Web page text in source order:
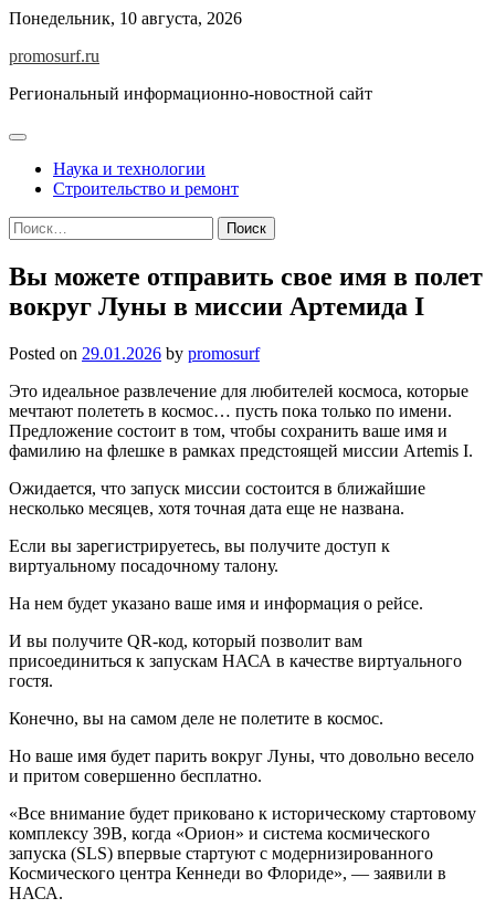
Skip
content
Понедельник, 10 августа, 2026
promosurf.ru
Региональный информационно-новостной сайт
Наука и технологии
Строительство и ремонт
Найти:
Вы можете отправить свое имя в полет
вокруг Луны в миссии Артемида I
Posted on 29.01.2026 by promosurf
Это идеальное развлечение для любителей космоса, которые
мечтают полететь в космос… пусть пока только по имени.
Предложение состоит в том, чтобы сохранить ваше имя и
фамилию на флешке в рамках предстоящей миссии Artemis I.
Ожидается, что запуск миссии состоится в ближайшие
несколько месяцев, хотя точная дата еще не названа.
Если вы зарегистрируетесь, вы получите доступ к
виртуальному посадочному талону.
На нем будет указано ваше имя и информация о рейсе.
И вы получите QR-код, который позволит вам
присоединиться к запускам НАСА в качестве виртуального
гостя.
Конечно, вы на самом деле не полетите в космос.
Но ваше имя будет парить вокруг Луны, что довольно весело
и притом совершенно бесплатно.
«Все внимание будет приковано к историческому стартовому
комплексу 39B, когда «Орион» и система космического
запуска (SLS) впервые стартуют с модернизированного
Космического центра Кеннеди во Флориде», — заявили в
НАСА.